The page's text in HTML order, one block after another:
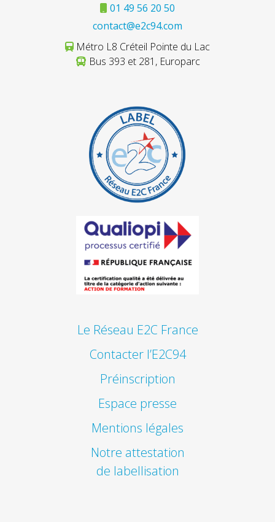
01 49 56 20 50
contact@e2c94.com
Métro L8 Créteil Pointe du Lac
Bus 393 et 281, Europarc
Le Réseau E2C France
Contacter l’E2C94
Préinscription
Espace presse
Mentions légales
Notre attestation
de labellisation